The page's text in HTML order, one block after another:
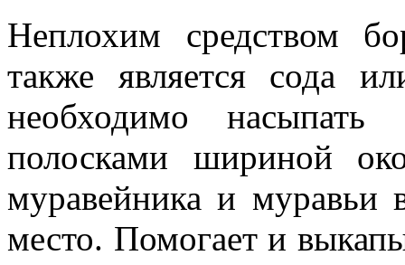
Неплохим средством
также является сода
необходимо
полосками шириной
муравейника и муравьи
место. Помогает и